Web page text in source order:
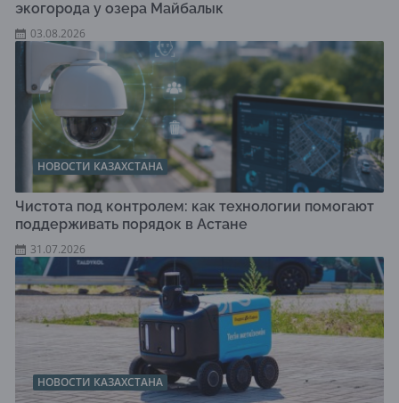
экогорода у озера Майбалык
03.08.2026
НОВОСТИ КАЗАХСТАНА
Чистота под контролем: как технологии помогают
поддерживать порядок в Астане
31.07.2026
НОВОСТИ КАЗАХСТАНА